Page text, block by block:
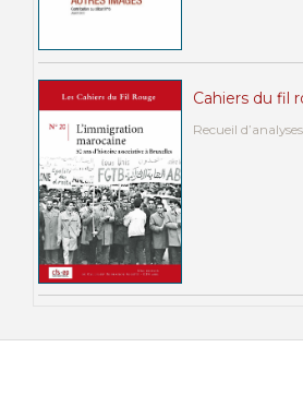
Cahiers du fil
Recueil d’analyses